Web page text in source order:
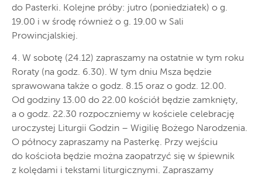
do Pasterki. Kolejne próby: jutro (poniedziałek) o g.
19.00 i w środę również o g. 19.00 w Sali
Prowincjalskiej.
4. W sobotę (24.12) zapraszamy na ostatnie w tym roku
Roraty (na godz. 6.30). W tym dniu Msza będzie
sprawowana także o godz. 8.15 oraz o godz. 12.00.
Od godziny 13.00 do 22.00 kościół będzie zamknięty,
a o godz. 22.30 rozpoczniemy w kościele celebrację
uroczystej Liturgii Godzin – Wigilię Bożego Narodzenia.
O północy zapraszamy na Pasterkę. Przy wejściu
do kościoła będzie można zaopatrzyć się w śpiewnik
z kolędami i tekstami liturgicznymi. Zapraszamy